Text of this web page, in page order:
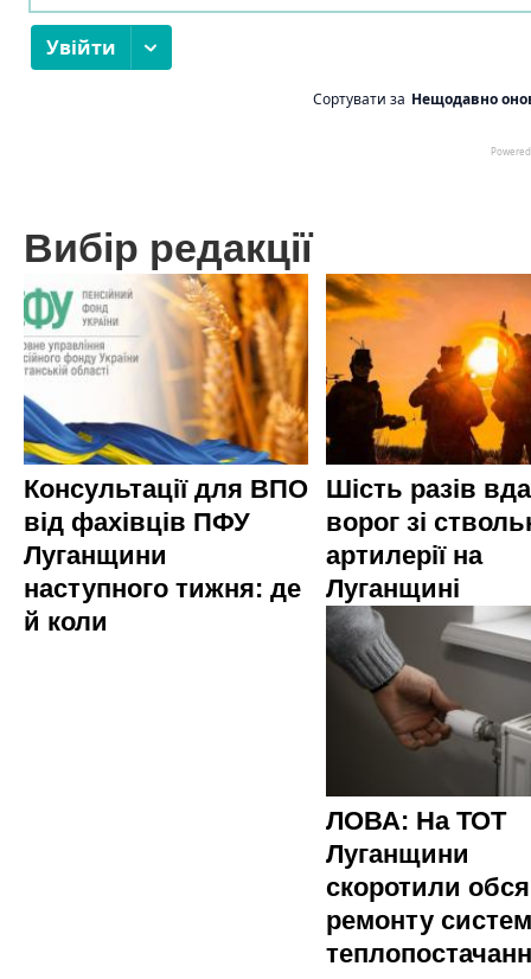
Вибір редакції
Консультації для ВПО
від фахівців ПФУ
Луганщини
наступного тижня: де
й коли
Шість разів
ворог зі
артилерії на
Луганщині
ЛОВА: На ТОТ
Луганщини
скоротили
ремонту